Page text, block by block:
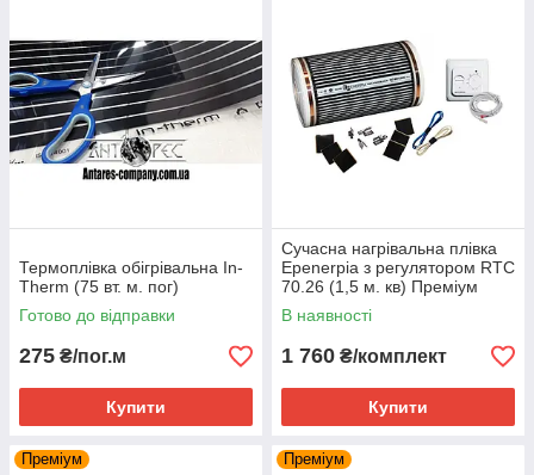
Термоплівка обігрівальна In-
Therm (75 вт. м. пог)
Готово до відправки
275 ₴/пог.м
Купити
Сучасна нагрівальна плівка
Epenerpia з регулятором RTC
70.26 (1,5 м. кв) Преміум
В наявності
1 760 ₴/комплект
Купити
Преміум Преміум